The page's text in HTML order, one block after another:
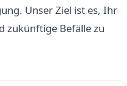
Unser Ziel ist es, Ihr
zukünftige Befälle zu